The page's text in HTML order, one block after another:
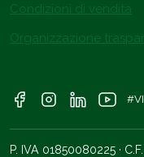
Condizioni di vendita
Organizzazione
P. IVA 01850080225 ·